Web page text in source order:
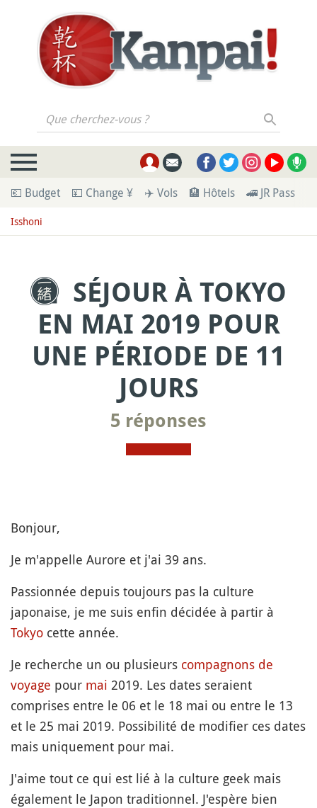
Que cherchez-vous ?
💶 Budget 💴 Change ¥ ✈️ Vols 🏨 Hôtels 🚄 JR Pass
Isshoni
SÉJOUR À TOKYO
EN MAI 2019 POUR
UNE PÉRIODE DE 11
JOURS
5 réponses
Bonjour,
Je m'appelle Aurore et j'ai 39 ans.
Passionnée depuis toujours pas la culture
japonaise, je me suis enfin décidée à partir à
Tokyo cette année.
Je recherche un ou plusieurs compagnons de
voyage pour mai 2019. Les dates seraient
comprises entre le 06 et le 18 mai ou entre le 13
et le 25 mai 2019. Possibilité de modifier ces dates
mais uniquement pour mai.
J'aime tout ce qui est lié à la culture geek mais
également le Japon traditionnel. J'espère bien